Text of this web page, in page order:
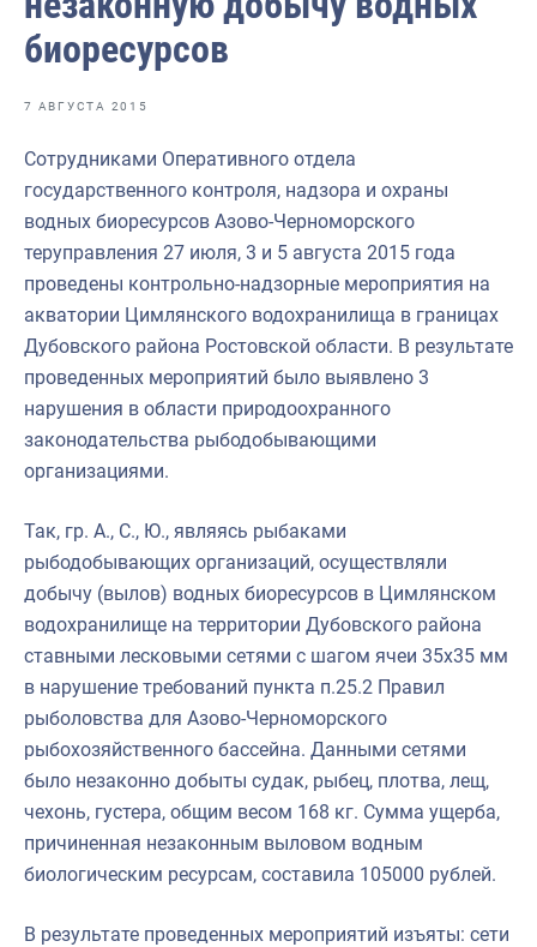
Отраслевые СМИ
Выставки и конференции
Научно-практическая литература
Рыбоохрана России
Отрасль в цифрах
Инфографика
Большая африканская экспедиция
Укрепление духовно-нравственных ценностей
События в России и мире
биоресурсов
7 АВГУСТА 2015
Сотрудниками Оперативного отдела
государственного контроля, надзора и охраны
водных биоресурсов Азово-Черноморского
теруправления 27 июля, 3 и 5 августа 2015 года
проведены контрольно-надзорные мероприятия на
акватории Цимлянского водохранилища в границах
Дубовского района Ростовской области. В результате
проведенных мероприятий было выявлено 3
нарушения в области природоохранного
законодательства рыбодобывающими
организациями.
Так, гр. А., С., Ю., являясь рыбаками
рыбодобывающих организаций, осуществляли
добычу (вылов) водных биоресурсов в Цимлянском
водохранилище на территории Дубовского района
ставными лесковыми сетями с шагом ячеи 35х35 мм
в нарушение требований пункта п.25.2 Правил
рыболовства для Азово-Черноморского
рыбохозяйственного бассейна. Данными сетями
было незаконно добыты судак, рыбец, плотва, лещ,
чехонь, густера, общим весом 168 кг. Сумма ущерба,
причиненная незаконным выловом водным
биологическим ресурсам, составила 105000 рублей.
В результате проведенных мероприятий изъяты: сети